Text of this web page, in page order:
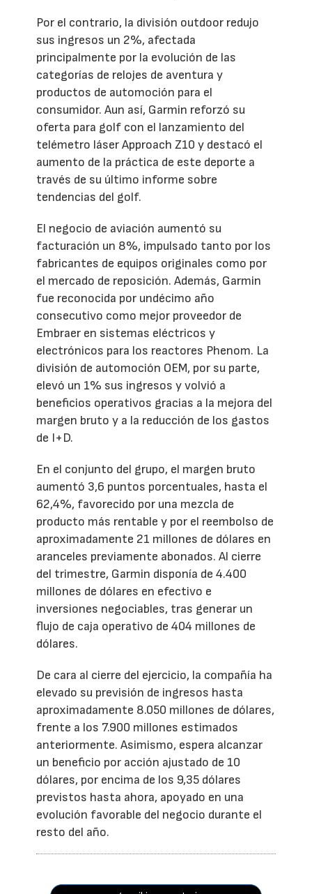
Por el contrario, la división outdoor redujo
sus ingresos un 2%, afectada
principalmente por la evolución de las
categorías de relojes de aventura y
productos de automoción para el
consumidor. Aun así, Garmin reforzó su
oferta para golf con el lanzamiento del
telémetro láser Approach Z10 y destacó el
aumento de la práctica de este deporte a
través de su último informe sobre
tendencias del golf.
El negocio de aviación aumentó su
facturación un 8%, impulsado tanto por los
fabricantes de equipos originales como por
el mercado de reposición. Además, Garmin
fue reconocida por undécimo año
consecutivo como mejor proveedor de
Embraer en sistemas eléctricos y
electrónicos para los reactores Phenom. La
división de automoción OEM, por su parte,
elevó un 1% sus ingresos y volvió a
beneficios operativos gracias a la mejora del
margen bruto y a la reducción de los gastos
de I+D.
En el conjunto del grupo, el margen bruto
aumentó 3,6 puntos porcentuales, hasta el
62,4%, favorecido por una mezcla de
producto más rentable y por el reembolso de
aproximadamente 21 millones de dólares en
aranceles previamente abonados. Al cierre
del trimestre, Garmin disponía de 4.400
millones de dólares en efectivo e
inversiones negociables, tras generar un
flujo de caja operativo de 404 millones de
dólares.
De cara al cierre del ejercicio, la compañía ha
elevado su previsión de ingresos hasta
aproximadamente 8.050 millones de dólares,
frente a los 7.900 millones estimados
anteriormente. Asimismo, espera alcanzar
un beneficio por acción ajustado de 10
dólares, por encima de los 9,35 dólares
previstos hasta ahora, apoyado en una
evolución favorable del negocio durante el
resto del año.